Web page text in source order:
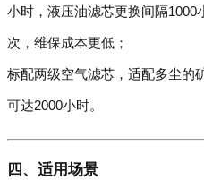
小时，液压油滤芯更换间隔1000
次，维保成本更低；
标配两级空气滤芯，适配多尘的
可达2000小时。
四、适用场景